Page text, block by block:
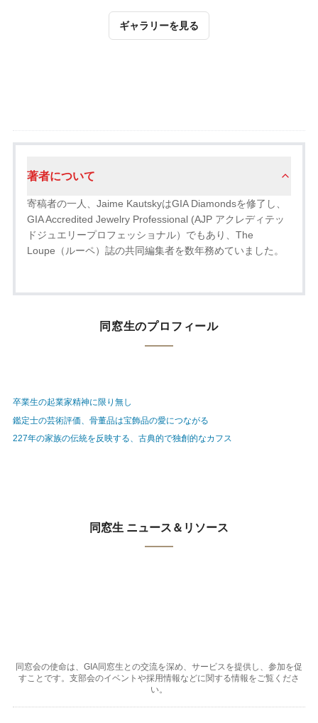
ギャラリーを見る
著者について
寄稿者の一人、Jaime KautskyはGIA Diamondsを修了し、
GIA Accredited Jewelry Professional (AJP アクレディテッ
ドジュエリープロフェッショナル）でもあり、The
Loupe（ルーペ）誌の共同編集者を数年務めていました。
同窓生のプロフィール
卒業生の起業家精神に限り無し
鑑定士の芸術評価、骨董品は宝飾品の愛につながる
227年の家族の伝統を反映する、古典的で独創的なカフス
同窓生 ニュース＆リソース
同窓会の使命は、GIA同窓生との交流を深め、サービスを提供し、参加を促
すことです。支部会のイベントや採用情報などに関する情報をご覧くださ
い。